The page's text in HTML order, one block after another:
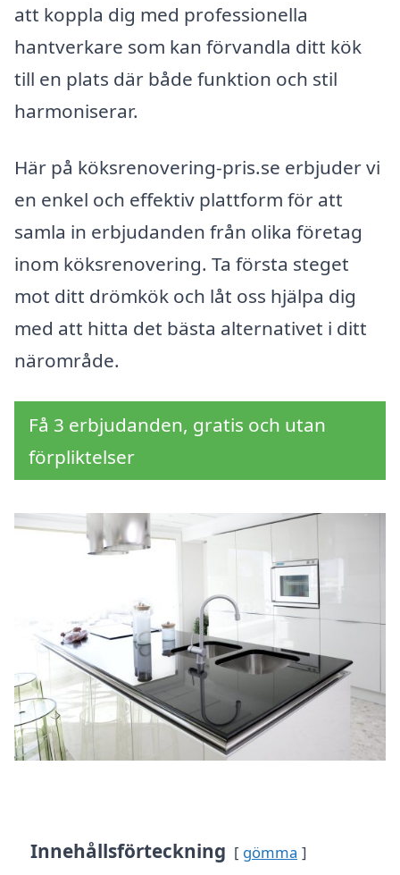
att koppla dig med professionella
hantverkare som kan förvandla ditt kök
till en plats där både funktion och stil
harmoniserar.
Här på köksrenovering-pris.se erbjuder vi
en enkel och effektiv plattform för att
samla in erbjudanden från olika företag
inom köksrenovering. Ta första steget
mot ditt drömkök och låt oss hjälpa dig
med att hitta det bästa alternativet i ditt
närområde.
Få 3 erbjudanden, gratis och utan
förpliktelser
Innehållsförteckning gömma